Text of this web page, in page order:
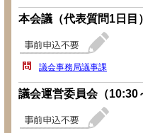
本会議（代表質問1日目
議会事務局議事課
議会運営委員会（10:30